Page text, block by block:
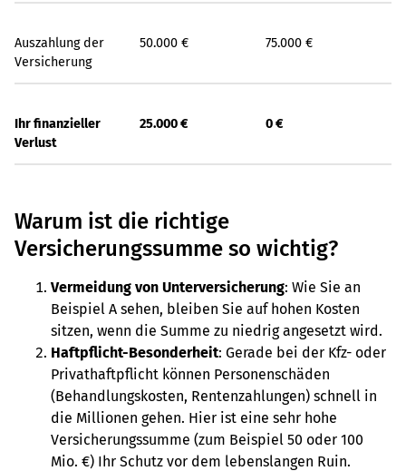
Auszahlung der
Versicherung
50.000 € 75.000 €
Ihr finanzieller
Verlust
25.000 € 0 €
Warum ist die richtige
Versicherungssumme so wichtig?
Vermeidung von Unterversicherung: Wie Sie an
Beispiel A sehen, bleiben Sie auf hohen Kosten
sitzen, wenn die Summe zu niedrig angesetzt wird.
Haftpflicht-Besonderheit: Gerade bei der Kfz- oder
Privathaftpflicht können Personenschäden
(Behandlungskosten, Rentenzahlungen) schnell in
die Millionen gehen. Hier ist eine sehr hohe
Versicherungssumme (zum Beispiel 50 oder 100
Mio. €) Ihr Schutz vor dem lebenslangen Ruin.